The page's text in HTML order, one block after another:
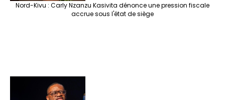
Nord-Kivu : Carly Nzanzu Kasivita dénonce une pression fiscale
accrue sous l'état de siège